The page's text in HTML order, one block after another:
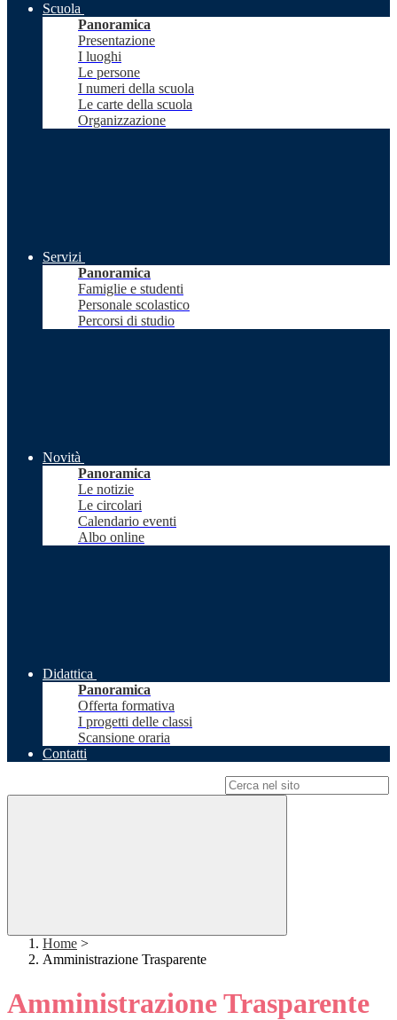
Scuola
Panoramica
Presentazione
I luoghi
Le persone
I numeri della scuola
Le carte della scuola
Organizzazione
Servizi
Panoramica
Famiglie e studenti
Personale scolastico
Percorsi di studio
Novità
Panoramica
Le notizie
Le circolari
Calendario eventi
Albo online
Didattica
Panoramica
Offerta formativa
I progetti delle classi
Scansione oraria
Contatti
Home >
Amministrazione Trasparente
Amministrazione Trasparente